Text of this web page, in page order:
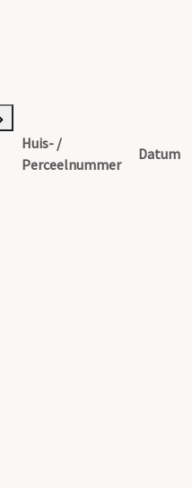
Huis- /
Perceelnummer
Datum